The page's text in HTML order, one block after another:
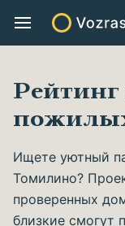
Ищете уютный
Томилино?
проверенных
близкие смогут